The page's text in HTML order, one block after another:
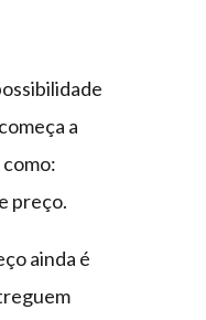
a
preço.
ainda é